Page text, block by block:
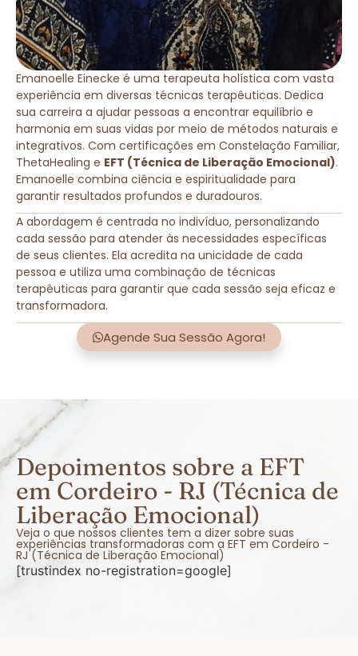
Emanoelle Einecke é uma terapeuta holística com vasta
experiência em diversas técnicas terapêuticas. Dedica
sua carreira a ajudar pessoas a encontrar equilíbrio e
harmonia em suas vidas por meio de métodos naturais e
integrativos. Com certificações em Constelação Familiar,
ThetaHealing e EFT (Técnica de Liberação Emocional).
Emanoelle combina ciência e espiritualidade para
garantir resultados profundos e duradouros.
A abordagem é centrada no indivíduo, personalizando
cada sessão para atender às necessidades específicas
de seus clientes. Ela acredita na unicidade de cada
pessoa e utiliza uma combinação de técnicas
terapêuticas para garantir que cada sessão seja eficaz e
transformadora.
Agende Sua Sessão Agora!
Depoimentos sobre a EFT
em Cordeiro - RJ (Técnica de
Liberação Emocional)
Veja o que nossos clientes tem a dizer sobre suas
experiências transformadoras com a EFT em Cordeiro -
RJ (Técnica de Liberação Emocional)
[trustindex no-registration=google]